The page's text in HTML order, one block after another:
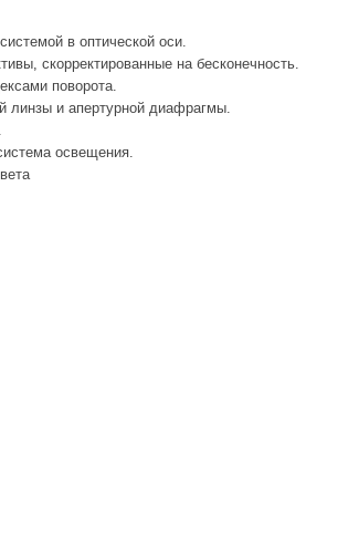
в оптической оси.
скорректированные на бесконечность.
поворота.
линзы и апертурной диафрагмы.
освещения.